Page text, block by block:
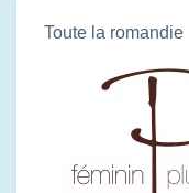
Toute la romandie